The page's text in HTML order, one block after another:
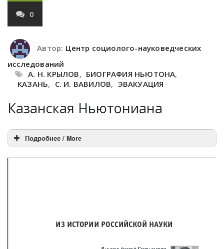
0
Автор: Центр социолого-науковедческих
исследований
А. Н. КРЫЛОВ, БИОГРАФИЯ НЬЮТОНА,
КАЗАНЬ, С. И. ВАВИЛОВ, ЭВАКУАЦИЯ
Казанская Ньютониана
Подробнее / More